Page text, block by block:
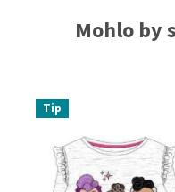
Mohlo by
Tip